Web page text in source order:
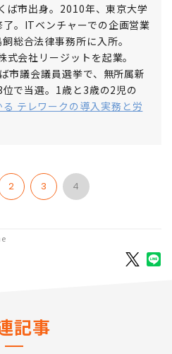
ば市出身。2010年、東京大学
。ITベンチャーでの企画営業
総合法律事務所に入所。
会社リージットを起業。
市議会議員選挙で、無所属新
で当選。1歳と3歳の2児の
る テレワークの導入実務と労
2 3 4
記事